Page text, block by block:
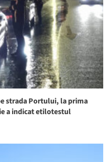
strada Portului, la prima
a indicat etilotestul